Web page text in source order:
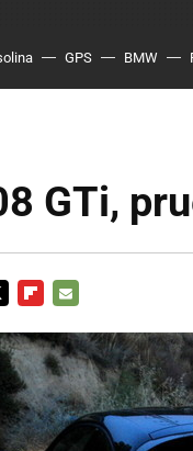
GPS BMW
GTi,
MAIL